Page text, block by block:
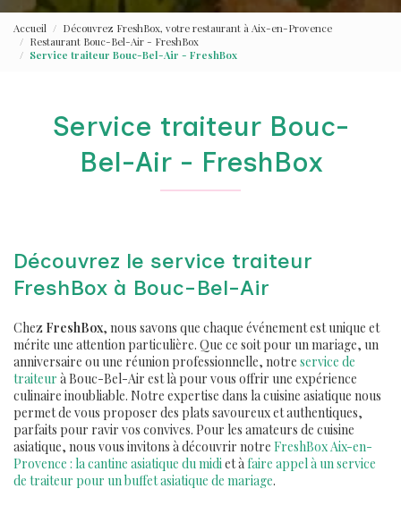
Accueil
Découvrez FreshBox, votre restaurant à Aix-en-Provence
Restaurant Bouc-Bel-Air - FreshBox
Service traiteur Bouc-Bel-Air - FreshBox
Service traiteur Bouc-
Bel-Air - FreshBox
Découvrez le service traiteur
FreshBox à Bouc-Bel-Air
Chez FreshBox, nous savons que chaque événement est unique et
mérite une attention particulière. Que ce soit pour un mariage, un
anniversaire ou une réunion professionnelle, notre service de
traiteur à Bouc-Bel-Air est là pour vous offrir une expérience
culinaire inoubliable. Notre expertise dans la cuisine asiatique nous
permet de vous proposer des plats savoureux et authentiques,
parfaits pour ravir vos convives. Pour les amateurs de cuisine
asiatique, nous vous invitons à découvrir notre FreshBox Aix-en-
Provence : la cantine asiatique du midiet àfaire appel à un service
de traiteur pour un buffet asiatique de mariage.